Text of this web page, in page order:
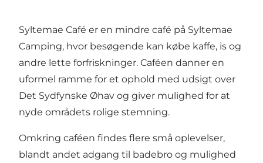
Syltemae Café er en mindre café på Syltemae
Camping, hvor besøgende kan købe kaffe, is og
andre lette forfriskninger. Caféen danner en
uformel ramme for et ophold med udsigt over
Det Sydfynske Øhav og giver mulighed for at
nyde områdets rolige stemning.
Omkring caféen findes flere små oplevelser,
blandt andet adgang til badebro og mulighed